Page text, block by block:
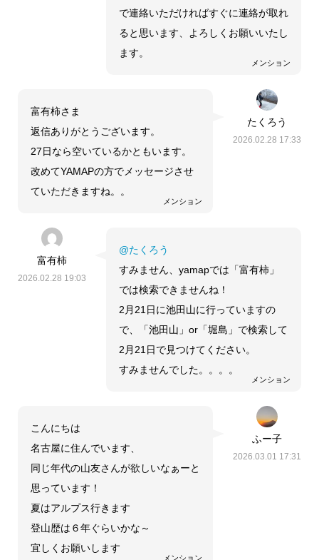
メンション
で連絡いただければすぐに連絡が取れ
ると思います、よろしくお願いいたし
ます。
たくろう
2026.02.28 17:33
メンション
富有柿さま
返信ありがとうございます。
27日なら空いているかともいます。
改めてYAMAPの方でメッセージさせ
ていただきますね。。
富有柿
2026.02.28 19:03
メンション
@たくろう
すみません、yamapでは「富有柿」
では検索できませんね！
2月21日に池田山に行っていますの
で、「池田山」or「堀島」で検索して
2月21日で見つけてください。
すみませんでした。。。。
ふー子
2026.03.01 17:31
メンション
こんにちは
名古屋に住んでいます、
同じ年代の山友さんが欲しいなぁーと
思っています！
夏はアルプス行きます
登山歴は６年ぐらいかな～
宜しくお願いします